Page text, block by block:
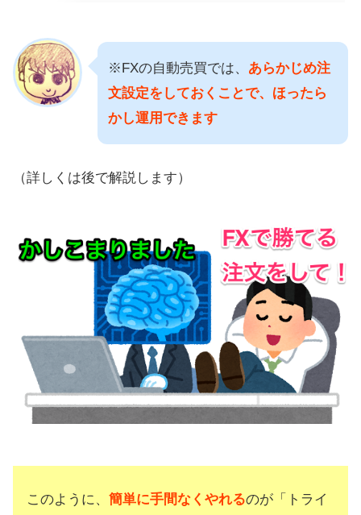
※FXの自動売買では、 あらかじめ注
文設定をしておくことで、ほったら
かし運用できます
（詳しくは後で解説します）
このように、 簡単に手間なくやれるのが「トライ